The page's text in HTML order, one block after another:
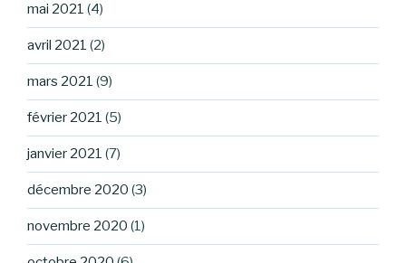
mai 2021 (4)
avril 2021 (2)
mars 2021 (9)
février 2021 (5)
janvier 2021 (7)
décembre 2020 (3)
novembre 2020 (1)